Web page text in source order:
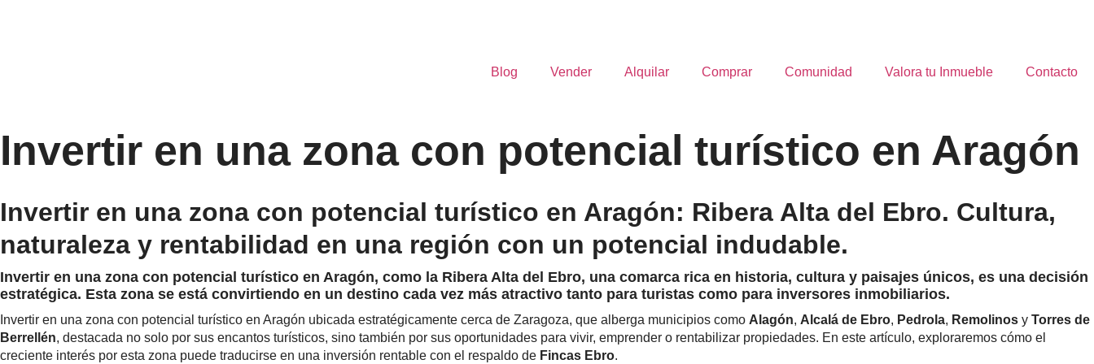
Blog Vender Alquilar Comprar Comunidad Valora tu Inmueble Contacto
Invertir en una zona con potencial turístico en Aragón
Invertir en una zona con potencial turístico en Aragón: Ribera Alta del Ebro. Cultura,
naturaleza y rentabilidad en una región con un potencial indudable.
Invertir en una zona con potencial turístico en Aragón, como la Ribera Alta del Ebro, una comarca rica en historia, cultura y paisajes únicos, es una decisión
estratégica. Esta zona se está convirtiendo en un destino cada vez más atractivo tanto para turistas como para inversores inmobiliarios.
Invertir en una zona con potencial turístico en Aragón ubicada estratégicamente cerca de Zaragoza, que alberga municipios como Alagón, Alcalá de Ebro, Pedrola, Remolinos y Torres de
Berrellén, destacada no solo por sus encantos turísticos, sino también por sus oportunidades para vivir, emprender o rentabilizar propiedades. En este artículo, exploraremos cómo el
creciente interés por esta zona puede traducirse en una inversión rentable con el respaldo de Fincas Ebro.